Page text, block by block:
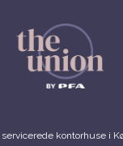
kontorhuse i